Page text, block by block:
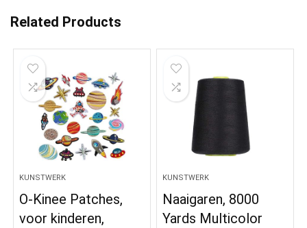
Related Products
KUNSTWERK
O-Kinee Patches,
voor kinderen,
KUNSTWERK
Naaigaren, 8000
Yards Multicolor